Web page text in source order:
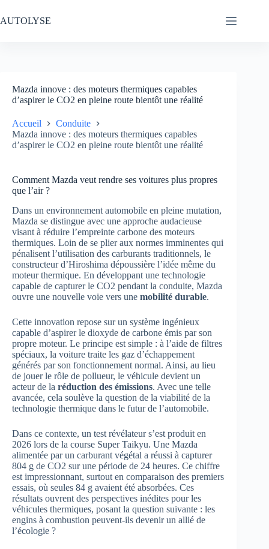
au
contenu
AUTOLYSE
Mazda innove : des moteurs thermiques capables
d’aspirer le CO2 en pleine route bientôt une réalité
Accueil
Conduite
Mazda innove : des moteurs thermiques capables
d’aspirer le CO2 en pleine route bientôt une réalité
Comment Mazda veut rendre ses voitures plus propres
que l’air ?
Dans un environnement automobile en pleine mutation,
Mazda se distingue avec une approche audacieuse
visant à réduire l’empreinte carbone des moteurs
thermiques. Loin de se plier aux normes imminentes qui
pénalisent l’utilisation des carburants traditionnels, le
constructeur d’Hiroshima dépoussière l’idée même du
moteur thermique. En développant une technologie
capable de capturer le CO2 pendant la conduite, Mazda
ouvre une nouvelle voie vers une mobilité durable.
Cette innovation repose sur un système ingénieux
capable d’aspirer le dioxyde de carbone émis par son
propre moteur. Le principe est simple : à l’aide de filtres
spéciaux, la voiture traite les gaz d’échappement
générés par son fonctionnement normal. Ainsi, au lieu
de jouer le rôle de pollueur, le véhicule devient un
acteur de la réduction des émissions. Avec une telle
avancée, cela soulève la question de la viabilité de la
technologie thermique dans le futur de l’automobile.
Dans ce contexte, un test révélateur s’est produit en
2026 lors de la course Super Taikyu. Une Mazda
alimentée par un carburant végétal a réussi à capturer
804 g de CO2 sur une période de 24 heures. Ce chiffre
est impressionnant, surtout en comparaison des premiers
essais, où seules 84 g avaient été absorbées. Ces
résultats ouvrent des perspectives inédites pour les
véhicules thermiques, posant la question suivante : les
engins à combustion peuvent-ils devenir un allié de
l’écologie ?